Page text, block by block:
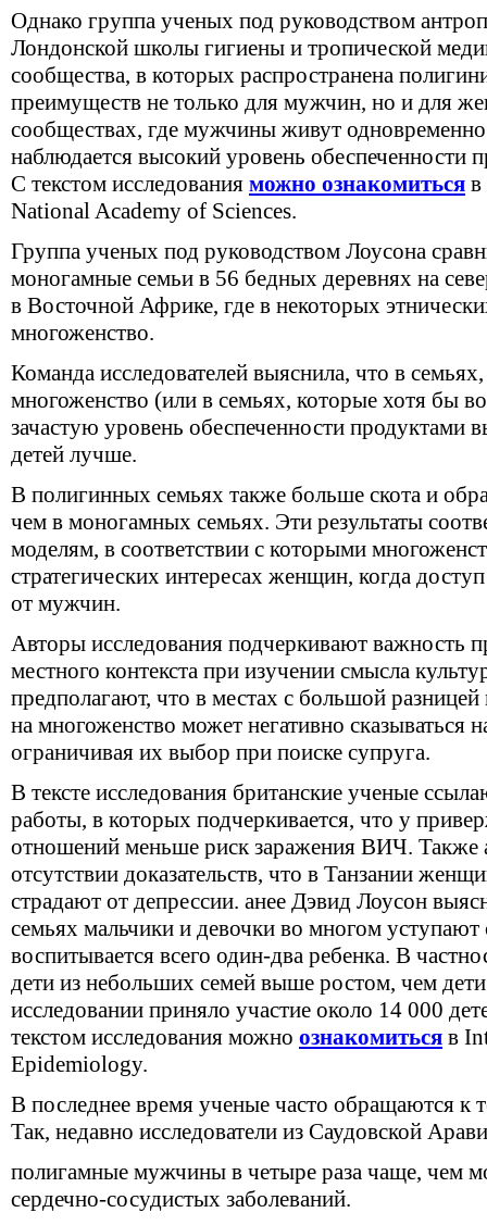
Однако группа ученых под руководством
Лондонской школы гигиены и тропической
сообщества, в которых распространена
преимуществ не только для мужчин, но и для
сообществах, где мужчины живут
наблюдается высокий уровень обеспеченности
С текстом исследования можно ознакомиться в
National Academy of Sciences.
Группа ученых под руководством Лоусона
моногамные семьи в 56 бедных деревнях на
в Восточной Африке, где в некоторых
многоженство.
Команда исследователей выяснила, что в
многоженство (или в семьях, которые хотя бы
зачастую уровень обеспеченности продуктами
детей лучше.
В полигинных семьях также больше скота и
чем в моногамных семьях. Эти результаты
моделям, в соответствии с которыми
стратегических интересах женщин, когда
от мужчин.
Авторы исследования подчеркивают важность
местного контекста при изучении смысла
предполагают, что в местах с большой разницей
на многоженство может негативно
ограничивая их выбор при поиске супруга.
В тексте исследования британские ученые
работы, в которых подчеркивается, что у
отношений меньше риск заражения ВИЧ. Также
отсутствии доказательств, что в Танзании
страдают от депрессии. анее Дэвид Лоусон
семьях мальчики и девочки во многом уступают
воспитывается всего один-два ребенка. В
дети из небольших семей выше ростом, чем
исследовании приняло участие около 14 000
текстом исследования можно ознакомиться в
Epidemiology.
В последнее время ученые часто обращаются к
Так, недавно исследователи из Саудовской
полигамные мужчины в четыре раза чаще, чем
сердечно-сосудистых заболеваний.